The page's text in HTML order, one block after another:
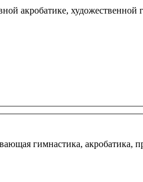
акробатике,
гимнастика,